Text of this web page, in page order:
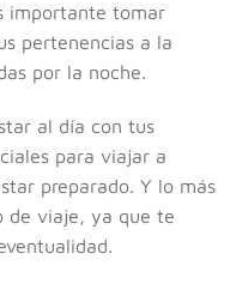
importante tomar
pertenencias a la
por la noche.
al día con tus
para viajar a
preparado. Y lo más
de viaje, ya que te